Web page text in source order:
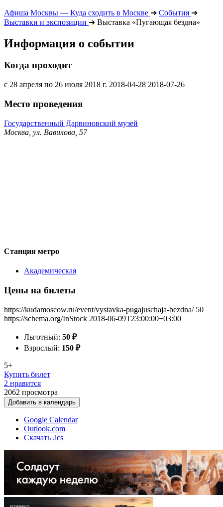
Афиша Москвы — Куда сходить в Москве ➔ События ➔
Выставки и экспозиции ➔ Выставка «Пугающая бездна»
Информация о событии
Когда проходит
с 28 апреля по 26 июля 2018 г. 2018-04-28 2018-07-26
Место проведения
Государственный Дарвиновский музей
Москва, ул. Вавилова, 57
Станция метро
Академическая
Цены на билеты
https://kudamoscow.ru/event/vystavka-pugajuschaja-bezdna/ 50
https://schema.org/InStock 2018-06-09T23:00:00+03:00
Льготный: 50 ₽
Взрослый: 150 ₽
5+
Купить билет
2 нравится
2062 просмотра
Добавить в календарь
Google Calendar
Outlook.com
Скачать .ics